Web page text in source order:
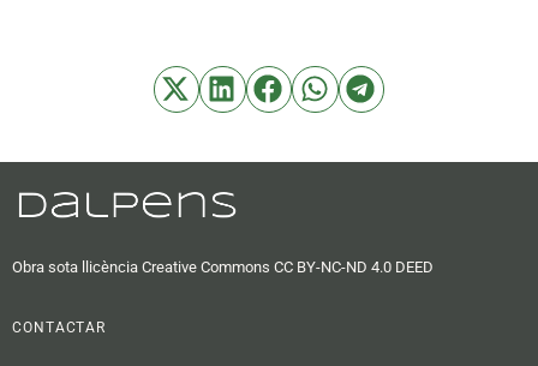
Obra sota llicència Creative Commons CC BY-NC-ND 4.0 DEED
CONTACTAR